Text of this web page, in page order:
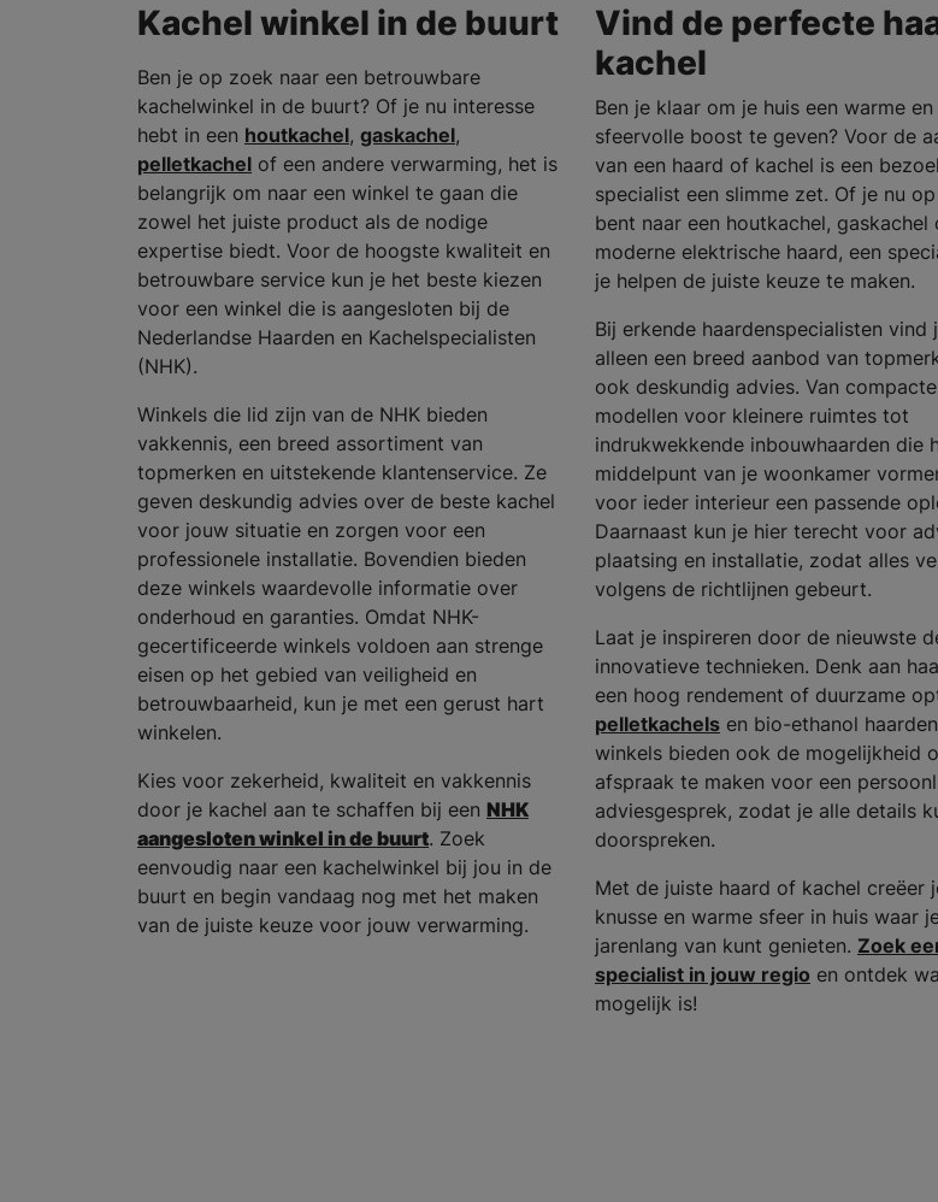
Kachel winkel in de buurt
Ben je op zoek naar een betrouwbare
kachelwinkel in de buurt? Of je nu interesse
hebt in een houtkachel, gaskachel,
pelletkachel of een andere verwarming, het is
belangrijk om naar een winkel te gaan die
zowel het juiste product als de nodige
expertise biedt. Voor de hoogste kwaliteit en
betrouwbare service kun je het beste kiezen
voor een winkel die is aangesloten bij de
Nederlandse Haarden en Kachelspecialisten
(NHK).
Winkels die lid zijn van de NHK bieden
vakkennis, een breed assortiment van
topmerken en uitstekende klantenservice. Ze
geven deskundig advies over de beste kachel
voor jouw situatie en zorgen voor een
professionele installatie. Bovendien bieden
deze winkels waardevolle informatie over
onderhoud en garanties. Omdat NHK-
gecertificeerde winkels voldoen aan strenge
eisen op het gebied van veiligheid en
betrouwbaarheid, kun je met een gerust hart
winkelen.
Kies voor zekerheid, kwaliteit en vakkennis
door je kachel aan te schaffen bij een NHK
aangesloten winkel in de buurt. Zoek
eenvoudig naar een kachelwinkel bij jou in de
buurt en begin vandaag nog met het maken
van de juiste keuze voor jouw verwarming.
Vind de perfecte
kachel
Ben je klaar om je huis een warme en
sfeervolle boost te geven? Voor de
van een haard of kachel is een
specialist een slimme zet. Of je nu
bent naar een houtkachel, gaskachel
moderne elektrische haard, een
je helpen de juiste keuze te maken.
Bij erkende haardenspecialisten vind
alleen een breed aanbod van
ook deskundig advies. Van compacte
modellen voor kleinere ruimtes tot
indrukwekkende inbouwhaarden die
middelpunt van je woonkamer
voor ieder interieur een passende
Daarnaast kun je hier terecht voor
plaatsing en installatie, zodat alles
volgens de richtlijnen gebeurt.
Laat je inspireren door de nieuwste
innovatieve technieken. Denk aan
een hoog rendement of duurzame
pelletkachelsen bio-ethanol
winkels bieden ook de mogelijkheid
afspraak te maken voor een
adviesgesprek, zodat je alle details
doorspreken.
Met de juiste haard of kachel creëer
knusse en warme sfeer in huis waar
jarenlang van kunt genieten. Zoek
specialist in jouw regio en ontdek
mogelijk is!